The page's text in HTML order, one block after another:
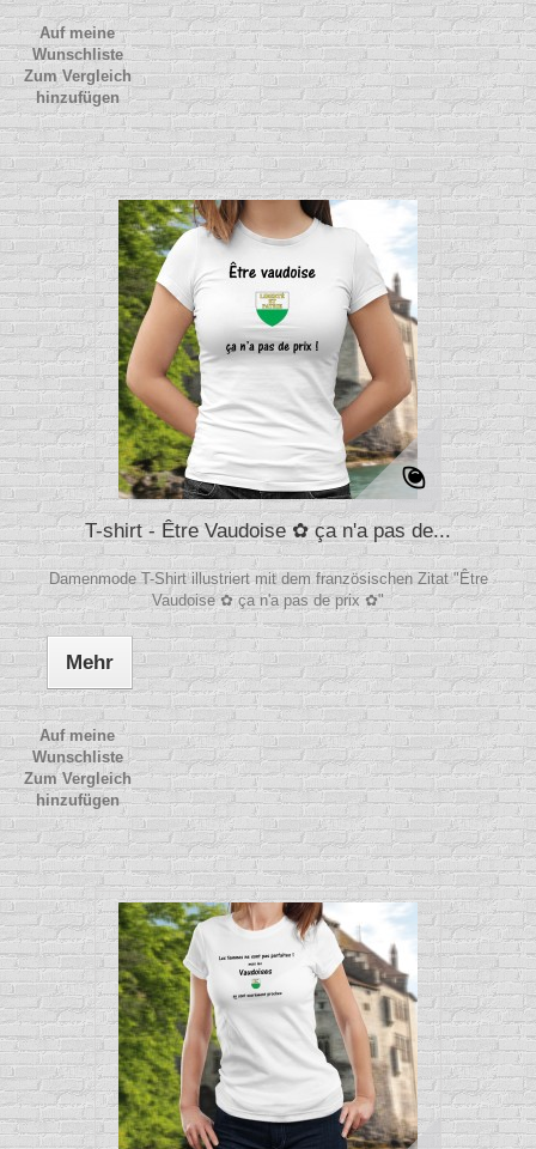
Auf meine
Wunschliste
Zum Vergleich
hinzufügen
T-shirt - Être Vaudoise ✿ ça n'a pas de...
Damenmode T-Shirt illustriert mit dem französischen Zitat "Être
Vaudoise ✿ ça n'a pas de prix ✿"
Mehr
Auf meine
Wunschliste
Zum Vergleich
hinzufügen